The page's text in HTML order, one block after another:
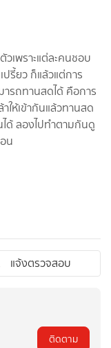
เพราะแต่ละคนชอบ
รี้ยว ก็แล้วแต่การ
รถ​ทานสดได้ คือการ
ให้เข้ากันแล้วทานสด
ด้ ลองไปทำตามกันดู
น
แจ้งตรวจสอบ
ติดตาม